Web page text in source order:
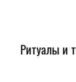
Ритуалы и